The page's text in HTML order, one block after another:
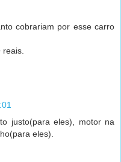
cobrariam por esse carro
reais.
justo(para eles), motor na
eles).